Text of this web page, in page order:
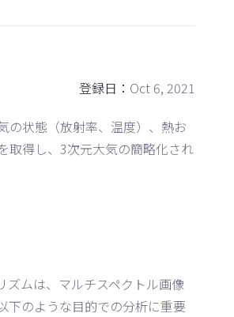
登録日： Oct 6, 2021
の状態（放射率、温度）、熱お
取得し、3次元大気の簡略化され
ズムは、マルチスペクトル画像
下のような目的での分析に重要